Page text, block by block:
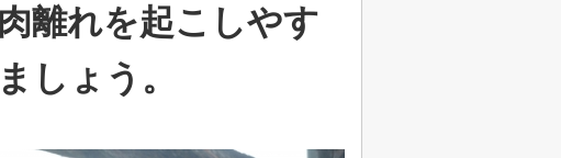
離れを起こしやす
しょう。